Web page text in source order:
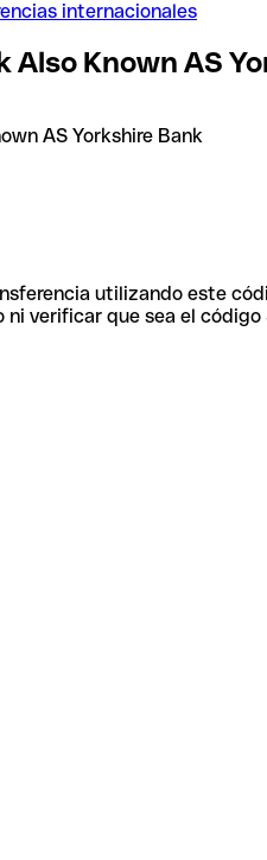
internacionales
Also Known AS
AS Yorkshire Bank
utilizando este
verificar que sea el código